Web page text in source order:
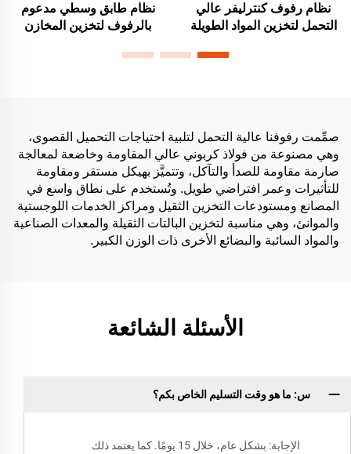
نظام رفوف كنترليفر عالي
التحمل لتخزين المواد الطويلة
نظام طابق وسطي مدعوم
بالرفوف لتخزين المخازن
صمِّمت رفوفنا عالية التحمل لتلبية احتياجات التحميل القصوى،
وهي مصنوعة من فولاذ كربوني عالي المقاومة وخاضعة لمعالجة
صارمة مقاومة للصدأ والتآكل، وتتميَّز بهيكل مستقر ومقاومة
للتأثيرات وعمر افتراضي طويل. وتُستخدم على نطاق واسع في
المصانع ومستودعات التخزين الثقيل ومراكز الخدمات اللوجستية
والموانئ، وهي مناسبة لتخزين البالتات الثقيلة والمعدات الصناعية
والمواد السائبة والبضائع الأخرى ذات الوزن الكبير.
الأسئلة الشائعة
س: ما هو وقت التسليم الخاص بكم؟
الإجابة: بشكل عام، خلال 15 يومًا. كما يعتمد ذلك